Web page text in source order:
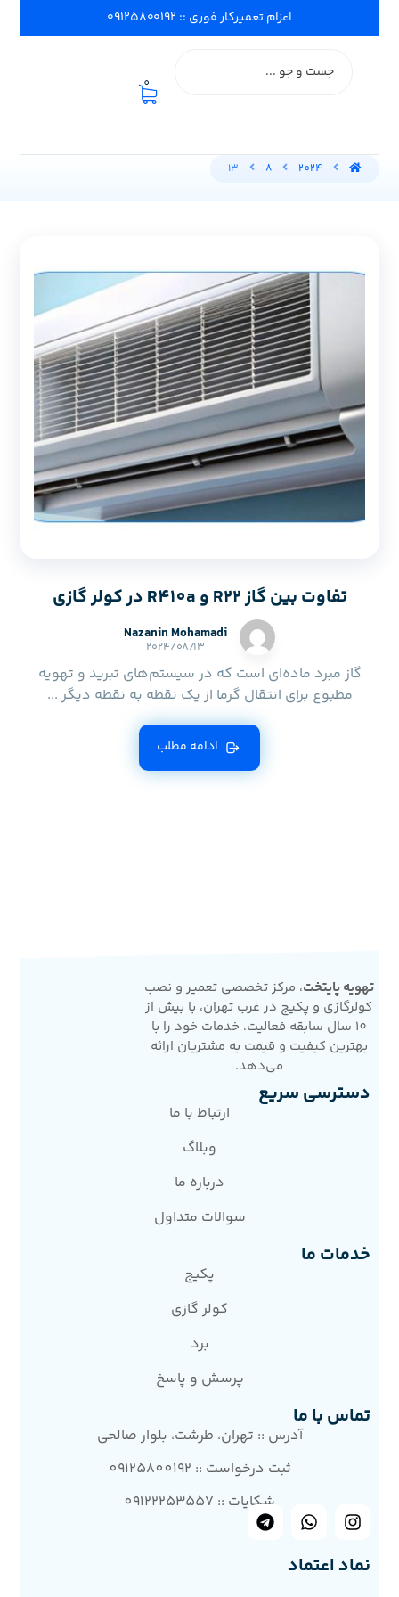
اعزام تعمیرکار فوری :: ۰۹۱۲۵۸۰۰۱۹۲
0
2024
8
13
تفاوت بین گاز R22 و R410a در کولر گازی
Nazanin Mohamadi
۲۰۲۴/۰۸/۱۳
گاز مبرد ماده‌ای است که در سیستم‌های تبرید و تهویه
مطبوع برای انتقال گرما از یک نقطه به نقطه دیگر ...
ادامه مطلب
تهویه پایتخت، مرکز تخصصی تعمیر و نصب
کولرگازی و پکیج در غرب تهران، با بیش از
10 سال سابقه فعالیت، خدمات خود را با
بهترین کیفیت و قیمت به مشتریان ارائه
می‌دهد.
دسترسی سریع
ارتباط با ما
وبلاگ
درباره ما
سوالات متداول
خدمات ما
پکیج
کولر گازی
برد
پرسش و پاسخ
تماس با ما
آدرس :: تهران، طرشت، بلوار صالحی
ثبت درخواست :: 09125800192
شکایات :: 09122253557
نماد اعتماد